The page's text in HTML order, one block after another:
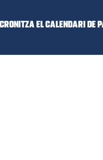
el calendari de